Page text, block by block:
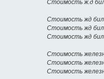
Стоимость ж.д
Стоимость жд
Стоимость жд
Стоимость жд
Стоимость
Стоимость
Стоимость